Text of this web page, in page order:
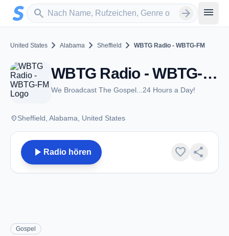
Zum Hauptinhalt springen
search
Sender suchen arrow_forward menu
United States chevron_right Alabama chevron_right Sheffield chevron_right WBTG Radio - WBTG-FM
WBTG Radio - WBTG-FM - FM 106.3 - Sheffield, Al
We Broadcast The Gospel...24 Hours a Day!
placeSheffield, Alabama, United States
play_arrow Radio hören favorite share
Gospel